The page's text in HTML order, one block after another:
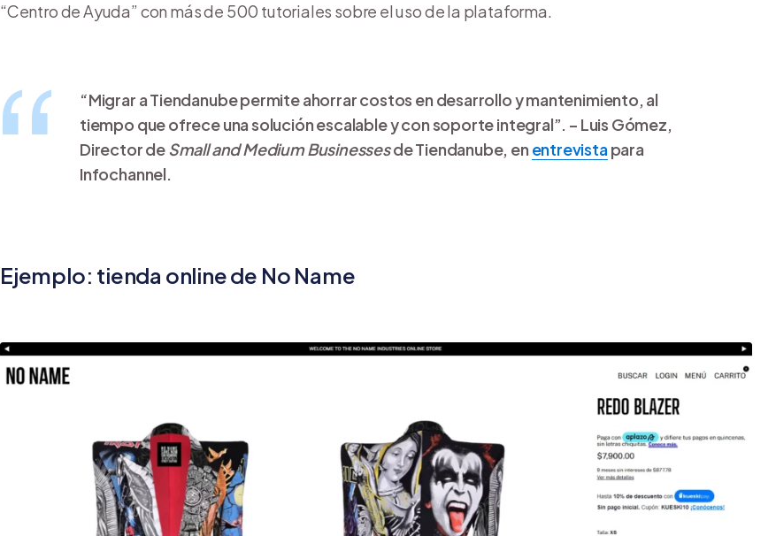
“Centro de Ayuda” con más de 500 tutoriales sobre el uso de la plataforma.
“Migrar a Tiendanube permite ahorrar costos en desarrollo y mantenimiento, al
tiempo que ofrece una solución escalable y con soporte integral”. – Luis Gómez,
Director deSmall and Medium Businessesde Tiendanube, en entrevistapara
Infochannel.
Ejemplo: tienda online de No Name